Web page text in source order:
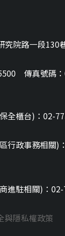
究院路一段130
傳真號碼
全櫃台)：02-
行政事務相關)
進駐相關)：
與隱私權政策